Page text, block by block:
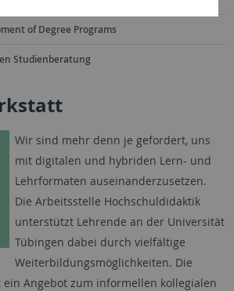
of Degree Programs
Studienberatung
Wir sind mehr denn je gefordert, uns
mit digitalen und hybriden Lern- und
Lehrformaten auseinanderzusetzen.
Die Arbeitsstelle Hochschuldidaktik
unterstützt Lehrende an der Universität
Tübingen dabei durch vielfältige
Weiterbildungsmöglichkeiten. Die
Angebot zum informellen kollegialen